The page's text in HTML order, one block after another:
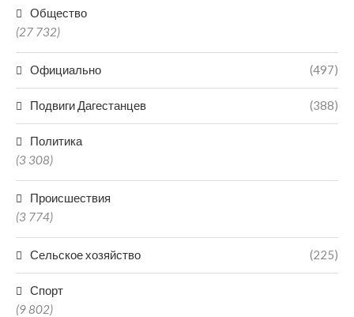
Общество
(27 732)
Официально (497)
Подвиги Дагестанцев (388)
Политика
(3 308)
Происшествия
(3 774)
Сельское хозяйство (225)
Спорт
(9 802)